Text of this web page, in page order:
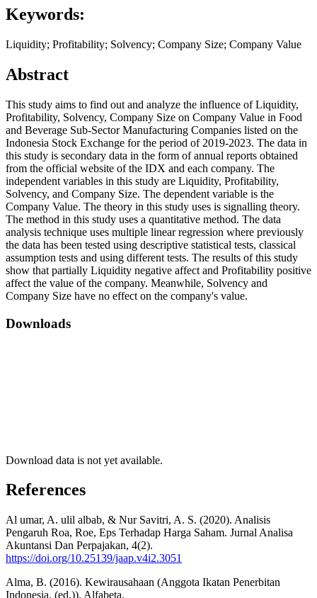
Keywords:
Liquidity; Profitability; Solvency; Company Size; Company Value
Abstract
This study aims to find out and analyze the influence of Liquidity,
Profitability, Solvency, Company Size on Company Value in Food
and Beverage Sub-Sector Manufacturing Companies listed on the
Indonesia Stock Exchange for the period of 2019-2023. The data in
this study is secondary data in the form of annual reports obtained
from the official website of the IDX and each company. The
independent variables in this study are Liquidity, Profitability,
Solvency, and Company Size. The dependent variable is the
Company Value. The theory in this study uses is signalling theory.
The method in this study uses a quantitative method. The data
analysis technique uses multiple linear regression where previously
the data has been tested using descriptive statistical tests, classical
assumption tests and using different tests. The results of this study
show that partially Liquidity negative affect and Profitability positive
affect the value of the company. Meanwhile, Solvency and
Company Size have no effect on the company's value.
Downloads
Download data is not yet available.
References
Al umar, A. ulil albab, & Nur Savitri, A. S. (2020). Analisis
Pengaruh Roa, Roe, Eps Terhadap Harga Saham. Jurnal Analisa
Akuntansi Dan Perpajakan, 4(2).
https://doi.org/10.25139/jaap.v4i2.3051
Alma, B. (2016). Kewirausahaan (Anggota Ikatan Penerbitan
Indonesia. (ed.)). Alfabeta.